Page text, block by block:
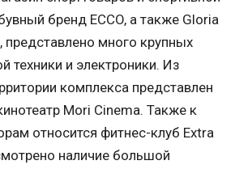
бренд ECCO, а также Gloria
представлено много крупных
техники и электроники. Из
комплекса представлен
Mori Cinema. Также к
относится фитнес-клуб Extra
наличие большой